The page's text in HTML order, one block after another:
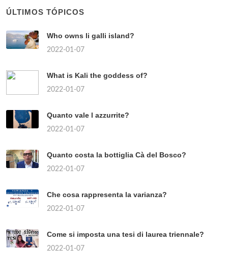
ÚLTIMOS TÓPICOS
Who owns li galli island?
2022-01-07
What is Kali the goddess of?
2022-01-07
Quanto vale l azzurrite?
2022-01-07
Quanto costa la bottiglia Cà del Bosco?
2022-01-07
Che cosa rappresenta la varianza?
2022-01-07
Come si imposta una tesi di laurea triennale?
2022-01-07